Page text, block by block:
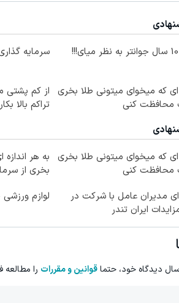
سرمایه
ای که میخوای میتونی طلا بخری
محافظت کنی
از کم پشتی
تراکم بالا بکار
ای که میخوای میتونی طلا بخری
محافظت کنی
به هر
بخری از
مدیران عامل با شرکت در
ایران تندر
لوازم
دیدگاه خود، حتماقوانین و مقررات را مطالعه